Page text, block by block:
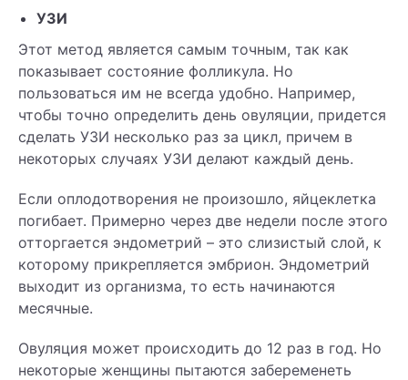
УЗИ
Этот метод является самым точным, так как
показывает состояние фолликула. Но
пользоваться им не всегда удобно. Например,
чтобы точно определить день овуляции, придется
сделать УЗИ несколько раз за цикл, причем в
некоторых случаях УЗИ делают каждый день.
Если оплодотворения не произошло, яйцеклетка
погибает. Примерно через две недели после этого
отторгается эндометрий – это слизистый слой, к
которому прикрепляется эмбрион. Эндометрий
выходит из организма, то есть начинаются
месячные.
Овуляция может происходить до 12 раз в год. Но
некоторые женщины пытаются забеременеть